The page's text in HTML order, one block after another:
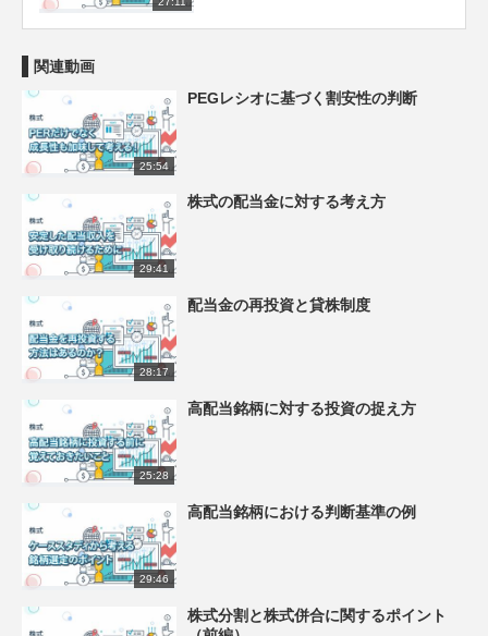
関連動画
25:54
PEGレシオに基づく割安性の判断
29:41
株式の配当金に対する考え方
28:17
配当金の再投資と貸株制度
25:28
高配当銘柄に対する投資の捉え方
29:46
高配当銘柄における判断基準の例
株式分割と株式併合に関するポイント